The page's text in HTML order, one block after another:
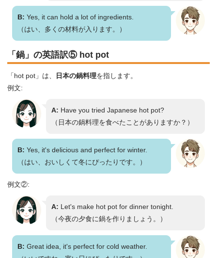
B: Yes, it can hold a lot of ingredients.
（はい、多くの材料が入ります。）
「鍋」の英語訳⑤ hot pot
「hot pot」は、 日本の鍋料理を指します。
例文:
A: Have you tried Japanese hot pot?
（日本の鍋料理を食べたことがありますか？）
B: Yes, it's delicious and perfect for winter.
（はい、おいしくて冬にぴったりです。）
例文②:
A: Let's make hot pot for dinner tonight.
（今夜の夕食に鍋を作りましょう。）
B: Great idea, it's perfect for cold weather.